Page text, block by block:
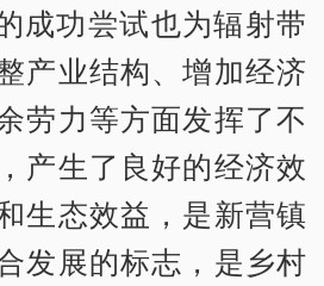
成功尝试也为辐射带
产业结构、增加经济
劳力等方面发挥了不
产生了良好的经济效
生态效益，是新营镇
发展的标志，是乡村